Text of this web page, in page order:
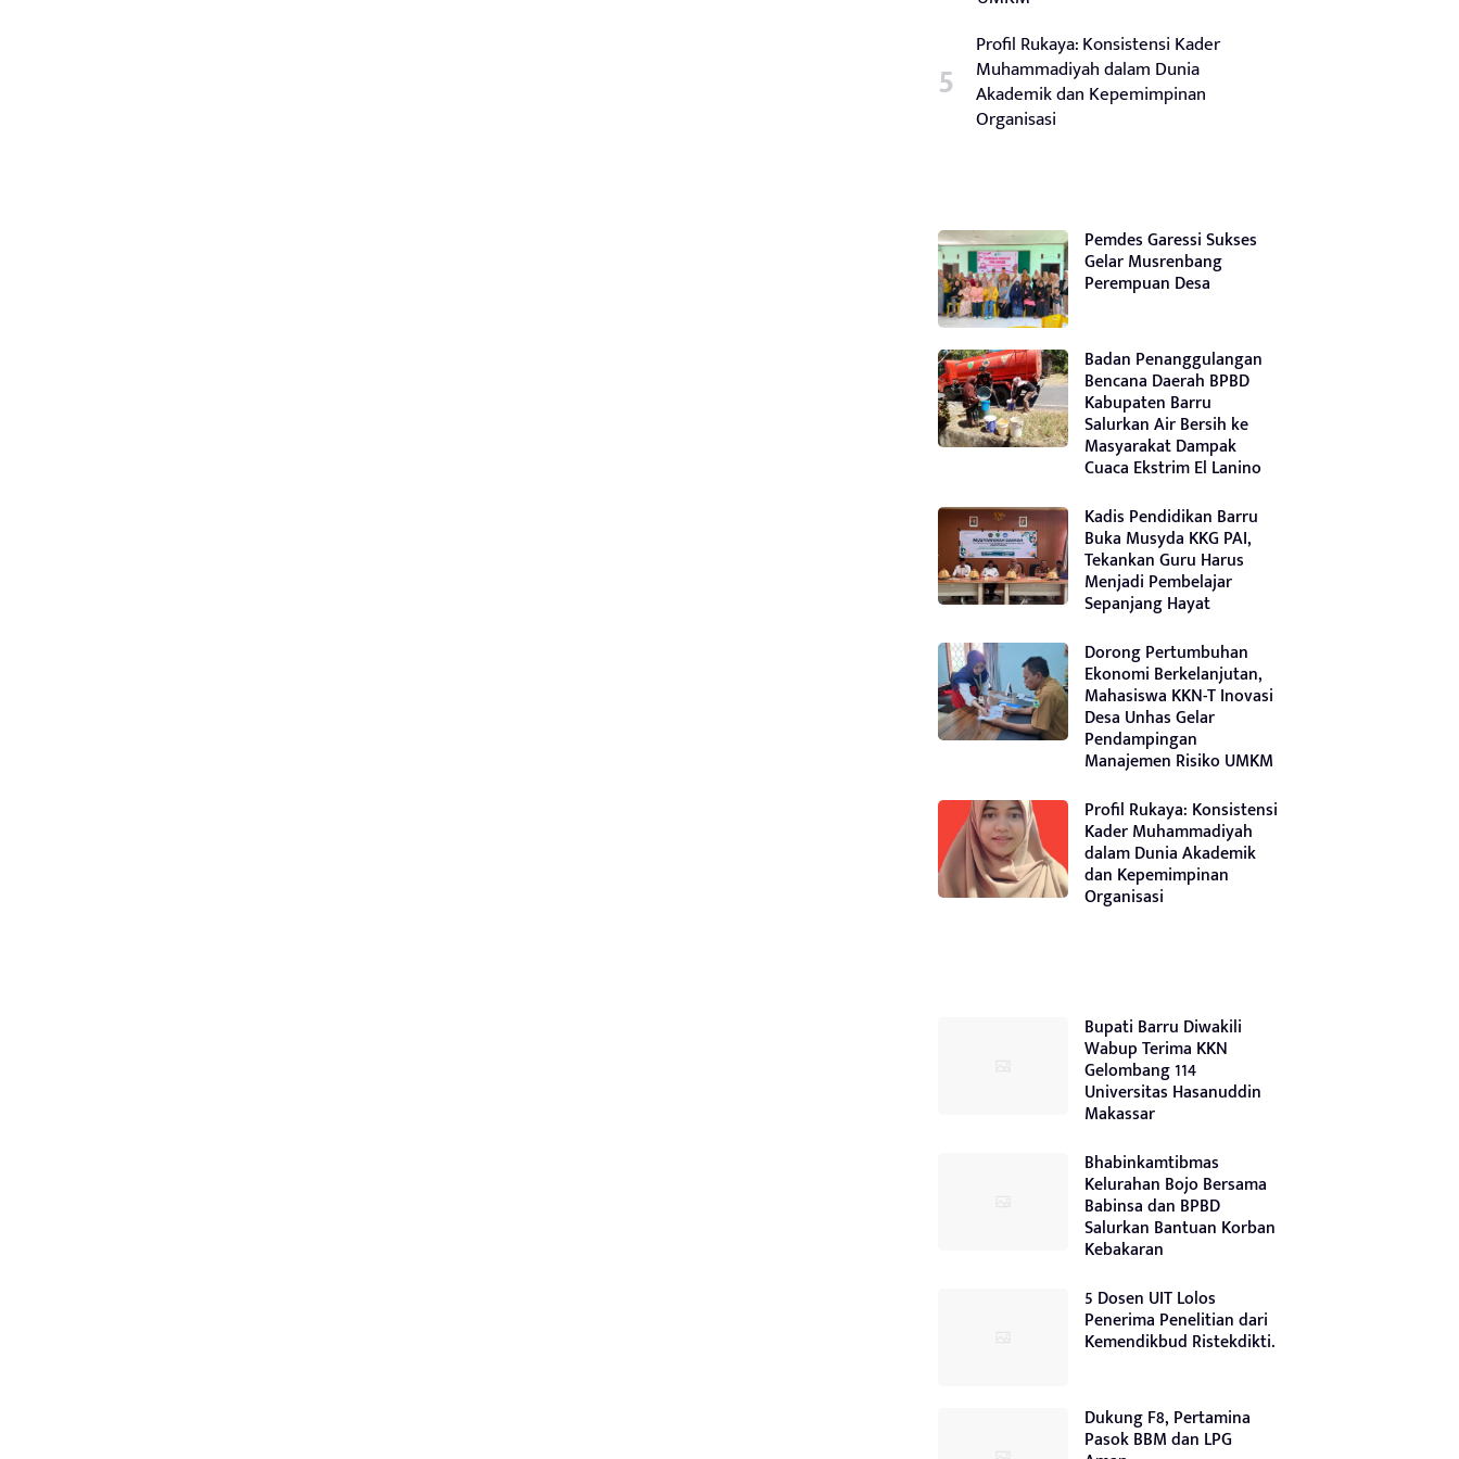
Profil Rukaya: Konsistensi Kader
Muhammadiyah dalam Dunia
Akademik dan Kepemimpinan
Organisasi
Pemdes Garessi Sukses
Gelar Musrenbang
Perempuan Desa
Badan Penanggulangan
Bencana Daerah BPBD
Kabupaten Barru
Salurkan Air Bersih ke
Masyarakat Dampak
Cuaca Ekstrim El Lanino
Kadis Pendidikan Barru
Buka Musyda KKG PAI,
Tekankan Guru Harus
Menjadi Pembelajar
Sepanjang Hayat
Dorong Pertumbuhan
Ekonomi Berkelanjutan,
Mahasiswa KKN-T Inovasi
Desa Unhas Gelar
Pendampingan
Manajemen Risiko UMKM
Profil Rukaya: Konsistensi
Kader Muhammadiyah
dalam Dunia Akademik
dan Kepemimpinan
Organisasi
Bupati Barru Diwakili
Wabup Terima KKN
Gelombang 114
Universitas Hasanuddin
Makassar
Bhabinkamtibmas
Kelurahan Bojo Bersama
Babinsa dan BPBD
Salurkan Bantuan Korban
Kebakaran
5 Dosen UIT Lolos
Penerima Penelitian dari
Kemendikbud Ristekdikti.
Dukung F8, Pertamina
Pasok BBM dan LPG